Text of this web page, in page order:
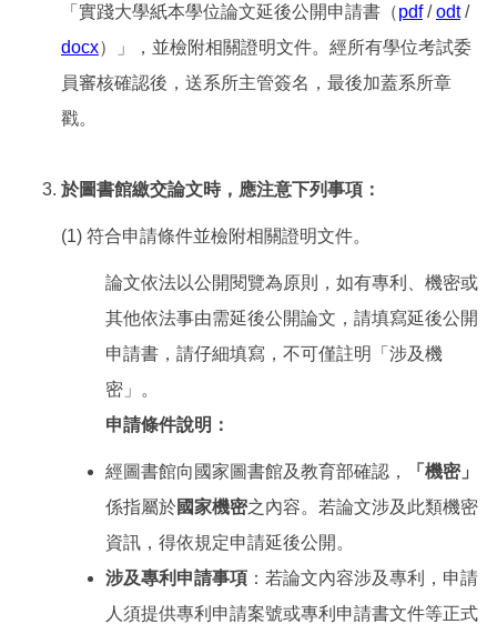
「實踐大學紙本學位論文延後公開申請書（pdf/odt/
docx）」，並檢附相關證明文件。經所有學位考試委
員審核確認後，送系所主管簽名，最後加蓋系所章
戳。
於圖書館繳交論文時，應注意下列事項：
(1) 符合申請條件並檢附相關證明文件。
論文依法以公開閱覽為原則，如有專利、機密或
其他依法事由需延後公開論文，請填寫延後公開
申請書，請仔細填寫，不可僅註明「涉及機
密」。
申請條件說明：
經圖書館向國家圖書館及教育部確認，
「機密」
係指屬於國家機密之內容。若論文涉及此類機密
資訊，得依規定申請延後公開。
涉及專利申請事項 ：若論文內容涉及專利，申請
人須提供專利申請案號或專利申請書文件等正式